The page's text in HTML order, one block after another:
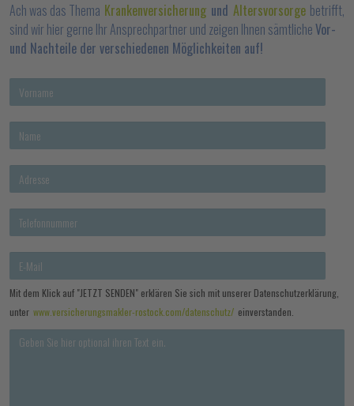
Ach was das Thema Krankenversicherung und Altersvorsorge betrifft,
sind wir hier gerne Ihr Ansprechpartner und zeigen Ihnen sämtlicheVor-
und Nachteile der verschiedenen Möglichkeiten auf!
Mit dem Klick auf "JETZT SENDEN" erklären Sie sich mit unserer Datenschutzerklärung,
unter www.versicherungsmakler-rostock.com/datenschutz/ einverstanden.